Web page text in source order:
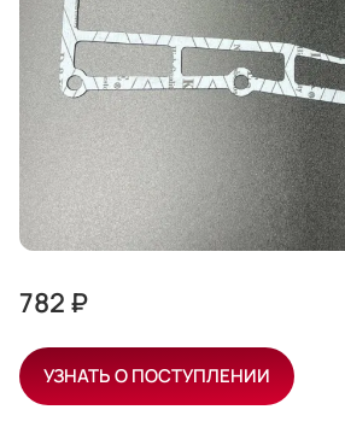
782 ₽
УЗНАТЬ О ПОСТУПЛЕНИИ